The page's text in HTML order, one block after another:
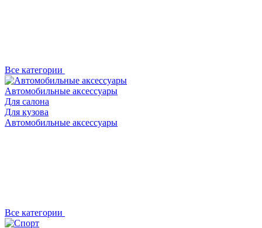
Все категории
Автомобильные аксессуары
Для салона
Для кузова
Автомобильные аксессуары
Все категории